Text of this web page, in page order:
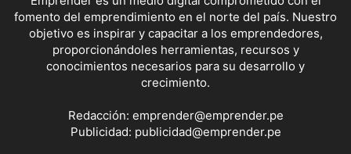
fomento del emprendimiento en el norte del país. Nuestro
objetivo es inspirar y capacitar a los emprendedores,
proporcionándoles herramientas, recursos y
conocimientos necesarios para su desarrollo y
crecimiento.
Redacción: emprender@emprender.pe
Publicidad: publicidad@emprender.pe